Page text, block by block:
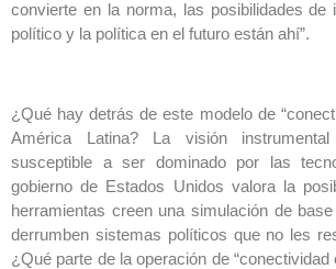
convierte en la norma, las posibilidades de
político y la política en el futuro están ahí”.
¿Qué hay detrás de este modelo de
América Latina? La visión
susceptible a ser dominado por las
gobierno de Estados Unidos valora la
herramientas creen una simulación de
derrumben sistemas políticos que no les
¿Qué parte de la operación de “conectividad